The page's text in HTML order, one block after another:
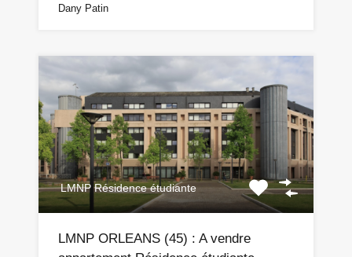
Dany Patin
LMNP Résidence étudiante
LMNP ORLEANS (45) : A vendre